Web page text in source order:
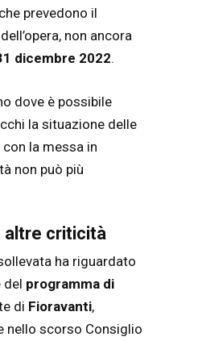
prevedono il
non ancora
dicembre 2022.
dove è possibile
la situazione delle
la messa in
non può più
altre criticità
ha riguardato
del programma di
di Fioravanti,
nello scorso Consiglio